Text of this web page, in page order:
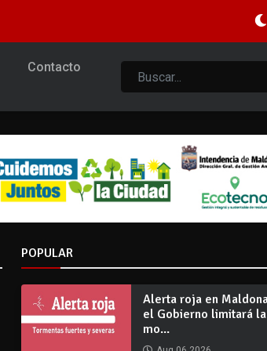
Contacto
POPULAR
Alerta roja en
el Gobierno limitará la
mo...